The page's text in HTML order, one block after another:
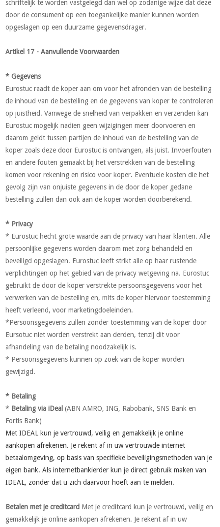
schriftelijk te worden vastgelegd dan wel op zodanige wijze dat deze
door de consument op een toegankelijke manier kunnen worden
opgeslagen op een duurzame gegevensdrager.
Artikel 17 - Aanvullende Voorwaarden
* Gegevens
Eurostuc raadt de koper aan om voor het afronden van de bestelling
de inhoud van de bestelling en de gegevens van koper te controleren
op juistheid. Vanwege de snelheid van verpakken en verzenden kan
Eurostuc mogelijk nadien geen wijzigingen meer doorvoeren en
daarom geldt tussen partijen de inhoud van de bestelling van de
koper zoals deze door Eurostuc is ontvangen, als juist. Invoerfouten
en andere fouten gemaakt bij het verstrekken van de bestelling
komen voor rekening en risico voor koper. Eventuele kosten die het
gevolg zijn van onjuiste gegevens in de door de koper gedane
bestelling zullen dan ook aan de koper worden doorberekend.
* Privacy
* Eurostuc hecht grote waarde aan de privacy van haar klanten. Alle
persoonlijke gegevens worden daarom met zorg behandeld en
beveiligd opgeslagen. Eurostuc leeft strikt alle op haar rustende
verplichtingen op het gebied van de privacy wetgeving na. Eurostuc
gebruikt de door de koper verstrekte persoonsgegevens voor het
verwerken van de bestelling en, mits de koper hiervoor toestemming
heeft verleend, voor marketingdoeleinden.
*Persoonsgegevens zullen zonder toestemming van de koper door
Eursotuc niet worden verstrekt aan derden, tenzij dit voor
afhandeling van de betaling noodzakelijk is.
* Persoonsgegevens kunnen op zoek van de koper worden
gewijzigd.
* Betaling
* Betaling via iDeal (ABN AMRO, ING, Rabobank, SNS Bank en
Fortis Bank)
Met IDEAL kun je vertrouwd, veilig en gemakkelijk je online
aankopen afrekenen. Je rekent af in uw vertrouwde internet
betaalomgeving, op basis van specifieke beveiligingsmethoden van je
eigen bank. Als internetbankierder kun je direct gebruik maken van
IDEAL, zonder dat u zich daarvoor hoeft aan te melden.
Betalen met je creditcard Met je creditcard kun je vertrouwd, veilig en
gemakkelijk je online aankopen afrekenen. Je rekent af in uw